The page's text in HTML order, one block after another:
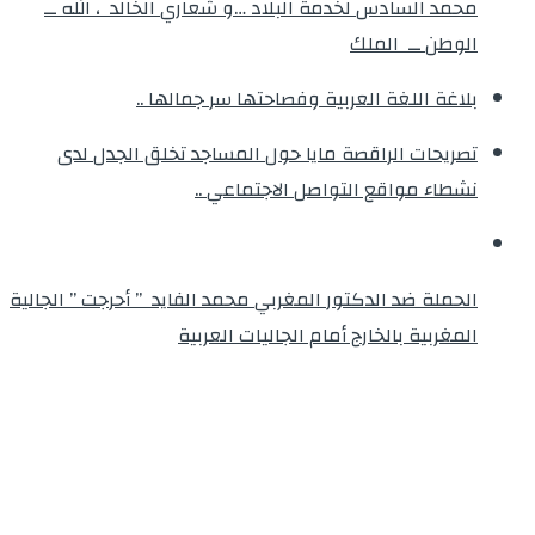
محمد السادس لخدمة البلاد …و شعاري الخالد ، الله ــ
الوطن ــ الملك
بلاغة اللغة العربية وفصاحتها سر جمالها ..
تصريحات الراقصة مايا حول المساجد تخلق الجدل لدى
نشطاء مواقع التواصل الاجتماعي ..
الحملة ضد الدكتور المغربي محمد الفايد ” أحرجت ” الجالية
المغربية بالخارج أمام الجاليات العربية